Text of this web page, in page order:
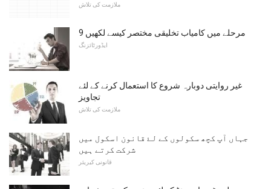
ملازمت کی تلاش
9 مرحلے میں کامیاب تخلیقی مختصر کیسے لکھیں
ایڈورٹائزنگ
غیر روایتی دوبارہ شروع کا استعمال کرنے کے لئے
تجاویز
ملازمت کی تلاش
جہاں آپ کچھ سکولوں کے لۓ قانون اسکول میں
شرکت کرتے ہیں
قانونی کیریئر